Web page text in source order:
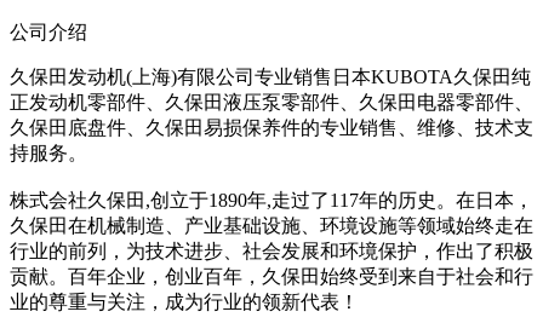
公司介绍
久保田发动机(上海)有限公司专业销售日本KUBOTA久保田纯
正发动机零部件、久保田液压泵零部件、久保田电器零部件、
久保田底盘件、久保田易损保养件的专业销售、维修、技术支
持服务。
株式会社久保田,创立于1890年,走过了117年的历史。在日本，
久保田在机械制造、产业基础设施、环境设施等领域始终走在
行业的前列，为技术进步、社会发展和环境保护，作出了积极
贡献。百年企业，创业百年，久保田始终受到来自于社会和行
业的尊重与关注，成为行业的领新代表！